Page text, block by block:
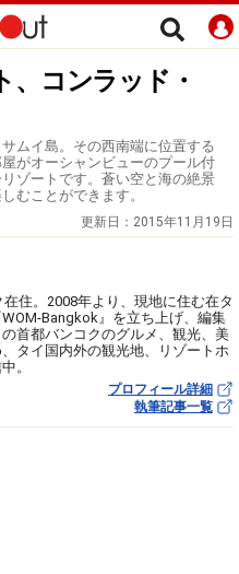
、コンラッド・
ムイ島。その西南端に位置する
がオーシャンビューのプール付
ゾートです。蒼い空と海の絶景
むことができます。
更新日： 2015年11月19日
住。2008年より、現地に住む在タ
Bangkok』を立ち上げ、編集
首都バンコクのグルメ、観光、美
タイ国内外の観光地、リゾートホ
。
プロフィール詳細
執筆記事一覧